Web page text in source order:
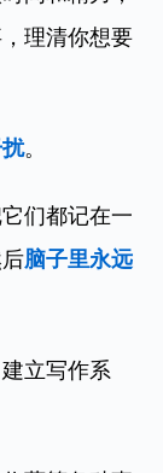
理清你想要
。
们都记在一
脑子里永远
立写作系